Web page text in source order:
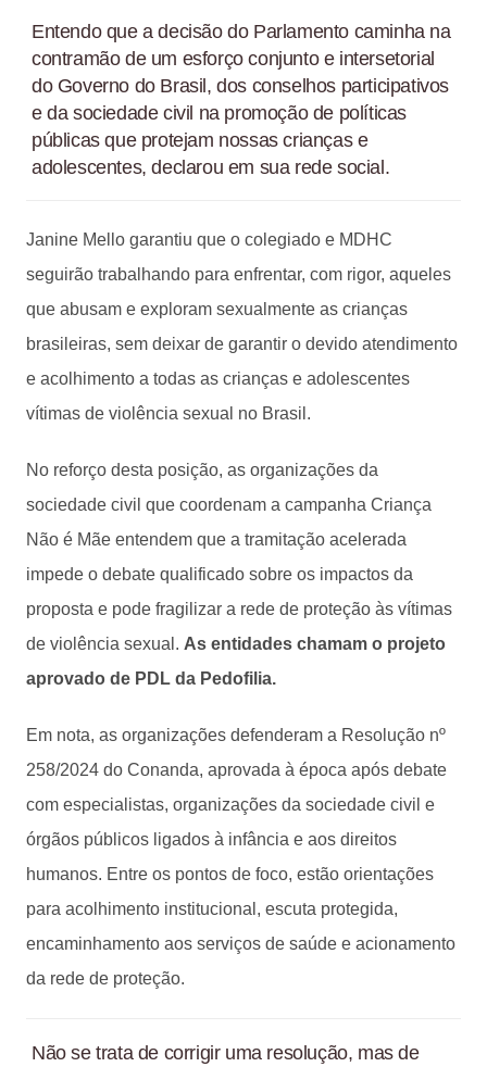
Entendo que a decisão do Parlamento caminha na
contramão de um esforço conjunto e intersetorial
do Governo do Brasil, dos conselhos participativos
e da sociedade civil na promoção de políticas
públicas que protejam nossas crianças e
adolescentes, declarou em sua rede social.
Janine Mello garantiu que o colegiado e MDHC
seguirão trabalhando para enfrentar, com rigor, aqueles
que abusam e exploram sexualmente as crianças
brasileiras, sem deixar de garantir o devido atendimento
e acolhimento a todas as crianças e adolescentes
vítimas de violência sexual no Brasil.
No reforço desta posição, as organizações da
sociedade civil que coordenam a campanha Criança
Não é Mãe entendem que a tramitação acelerada
impede o debate qualificado sobre os impactos da
proposta e pode fragilizar a rede de proteção às vítimas
de violência sexual. As entidades chamam o projeto
aprovado de PDL da Pedofilia.
Em nota, as organizações defenderam a Resolução nº
258/2024 do Conanda, aprovada à época após debate
com especialistas, organizações da sociedade civil e
órgãos públicos ligados à infância e aos direitos
humanos. Entre os pontos de foco, estão orientações
para acolhimento institucional, escuta protegida,
encaminhamento aos serviços de saúde e acionamento
da rede de proteção.
Não se trata de corrigir uma resolução, mas de